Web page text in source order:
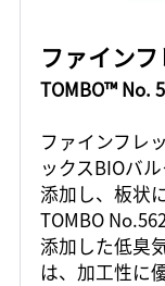
ファイン
TOMBO™ No.
ファインフレ
ックスBIOバ
添加し、板状
TOMBO
添加した低臭
は、加工性に